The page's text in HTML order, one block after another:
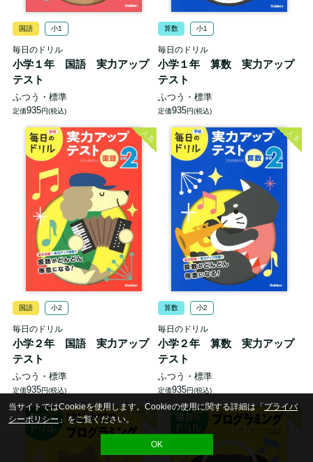
国語 小1
毎日のドリル
小学１年 国語 実力アップ
テスト
ふつう・標準
定価935円(税込)
算数 小1
毎日のドリル
小学１年 算数 実力アップ
テスト
ふつう・標準
定価935円(税込)
人気
国語 小2
毎日のドリル
小学２年 国語 実力アップ
テスト
ふつう・標準
定価935円(税込)
人気
算数 小2
毎日のドリル
小学２年 算数 実力アップ
テスト
ふつう・標準
定価935円(税込)
人気
当サイトではCookieを使用します。Cookieの使用に関する詳細は「 プライバ
シーポリシー 」をご覧ください。
OK